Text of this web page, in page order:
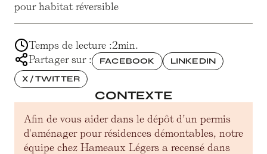
pour habitat réversible
Temps de lecture :2min.
Partager sur :
FACEBOOK
LINKEDIN
X / TWITTER
CONTEXTE
Afin de vous aider dans le dépôt d’un permis
d'aménager pour résidences démontables, notre
équipe chez Hameaux Légers a recensé dans